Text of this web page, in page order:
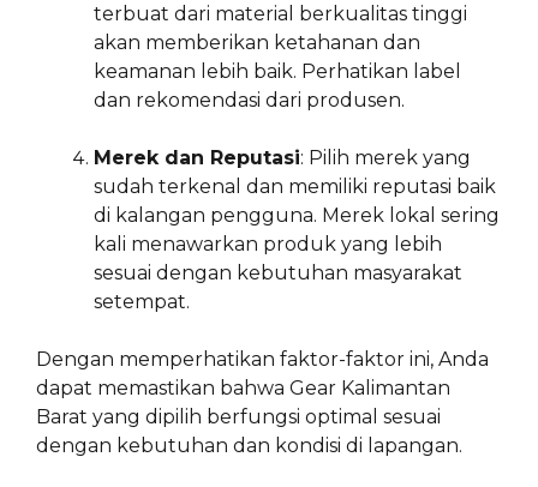
terbuat dari material berkualitas tinggi
akan memberikan ketahanan dan
keamanan lebih baik. Perhatikan label
dan rekomendasi dari produsen.
Merek dan Reputasi: Pilih merek yang
sudah terkenal dan memiliki reputasi baik
di kalangan pengguna. Merek lokal sering
kali menawarkan produk yang lebih
sesuai dengan kebutuhan masyarakat
setempat.
Dengan memperhatikan faktor-faktor ini, Anda
dapat memastikan bahwa Gear Kalimantan
Barat yang dipilih berfungsi optimal sesuai
dengan kebutuhan dan kondisi di lapangan.